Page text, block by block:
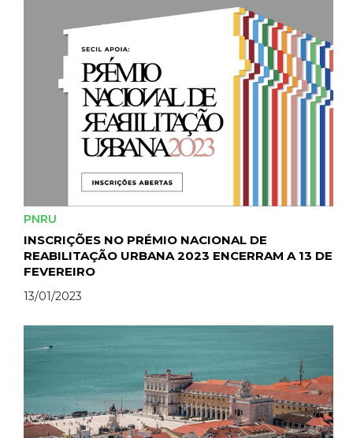
PNRU
INSCRIÇÕES NO PRÉMIO NACIONAL DE
REABILITAÇÃO URBANA 2023 ENCERRAM A 13 DE
FEVEREIRO
13/01/2023